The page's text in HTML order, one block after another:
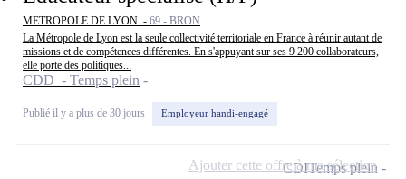
METROPOLE DE LYON - 69 - BRON
La Métropole de Lyon est la seule collectivité territoriale en France à réunir autant de
missions et de compétences différentes. En s'appuyant sur ses 9 200 collaborateurs,
elle porte des politiques...
CDD - Temps plein
Publié il y a plus de 30 jours Employeur handi-engagé
CDITemps plein
Ajouter cette offre à ma sélection